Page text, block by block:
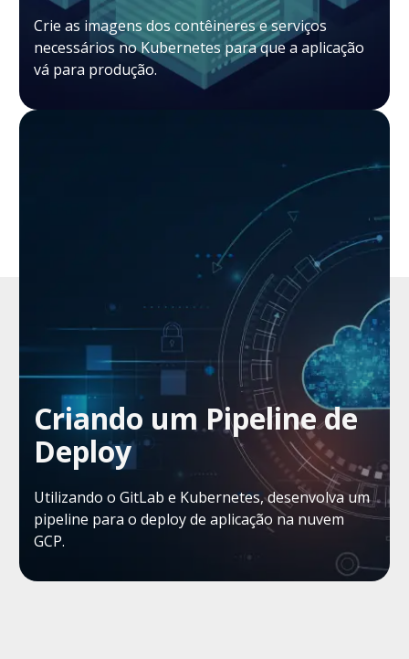
Crie as imagens dos contêineres e serviços
necessários no Kubernetes para que a aplicação
vá para produção.
Criando um Pipeline de
Deploy
Utilizando o GitLab e Kubernetes, desenvolva um
pipeline para o deploy de aplicação na nuvem
GCP.